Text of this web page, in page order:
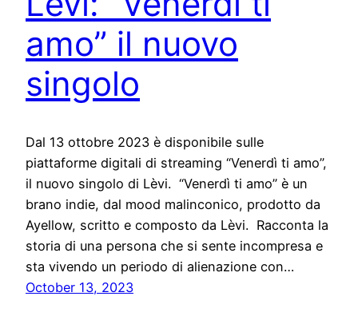
amo” il nuovo
singolo
Dal 13 ottobre 2023 è disponibile sulle
piattaforme digitali di streaming “Venerdì ti amo”,
il nuovo singolo di Lèvi. “Venerdì ti amo” è un
brano indie, dal mood malinconico, prodotto da
Ayellow, scritto e composto da Lèvi. Racconta la
storia di una persona che si sente incompresa e
sta vivendo un periodo di alienazione con…
October 13, 2023